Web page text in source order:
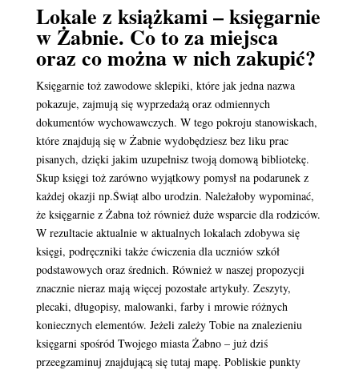
Lokale z książkami – księgarnie
w Żabnie. Co to za miejsca
oraz co można w nich zakupić?
Księgarnie toż zawodowe sklepiki, które jak jedna nazwa
pokazuje, zajmują się wyprzedażą oraz odmiennych
dokumentów wychowawczych. W tego pokroju stanowiskach,
które znajdują się w Żabnie wydobędziesz bez liku prac
pisanych, dzięki jakim uzupełnisz twoją domową bibliotekę.
Skup księgi toż zarówno wyjątkowy pomysł na podarunek z
każdej okazji np.Świąt albo urodzin. Należałoby wypominać,
że księgarnie z Żabna toż również duże wsparcie dla rodziców.
W rezultacie aktualnie w aktualnych lokalach zdobywa się
księgi, podręczniki także ćwiczenia dla uczniów szkół
podstawowych oraz średnich. Również w naszej propozycji
znacznie nieraz mają więcej pozostałe artykuły. Zeszyty,
plecaki, długopisy, malowanki, farby i mrowie różnych
koniecznych elementów. Jeżeli zależy Tobie na znalezieniu
księgarni spośród Twojego miasta Żabno – już dziś
przeegzaminuj znajdującą się tutaj mapę. Pobliskie punkty